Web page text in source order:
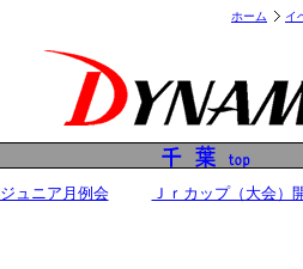
ホーム イ
ジュニア月例会 Ｊｒカップ（大会）